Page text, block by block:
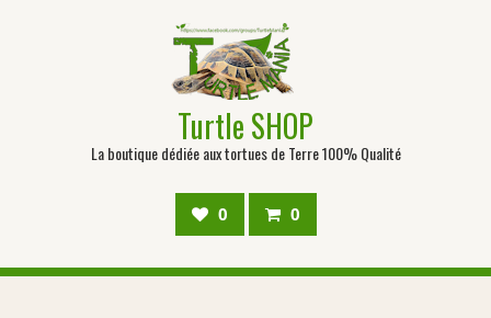
Turtle SHOP
La boutique dédiée aux tortues de Terre 100% Qualité
0 0